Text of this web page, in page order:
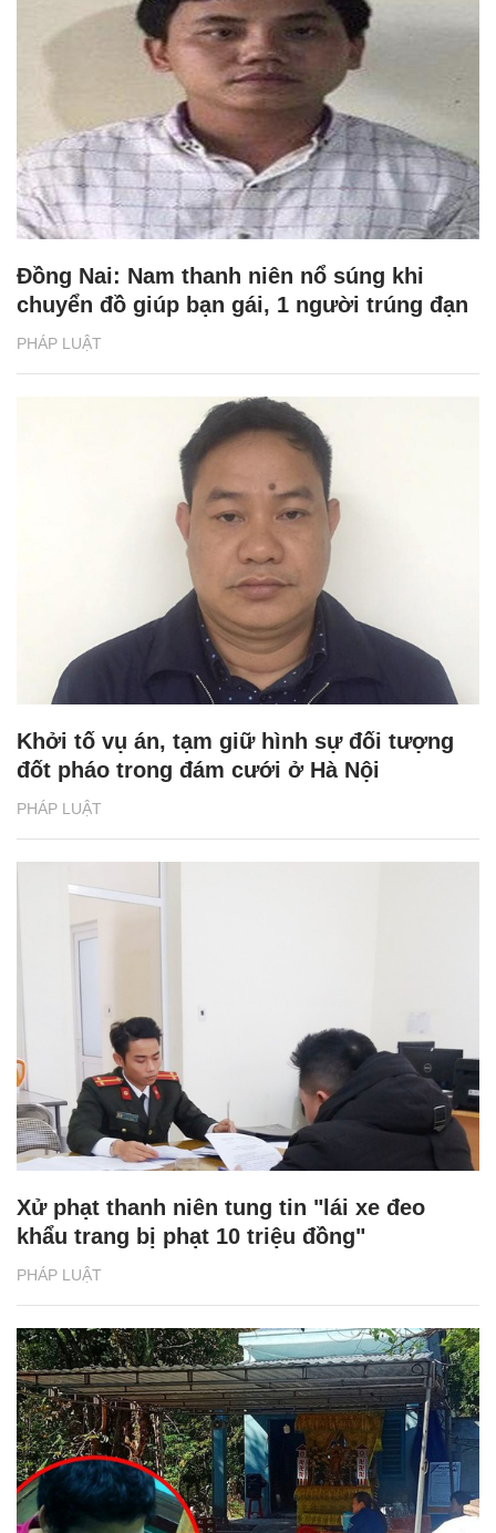
PHÁP LUẬT
Đồng Nai: Nam thanh niên nổ súng khi
chuyển đồ giúp bạn gái, 1 người trúng đạn
PHÁP LUẬT
Khởi tố vụ án, tạm giữ hình sự đối tượng
đốt pháo trong đám cưới ở Hà Nội
PHÁP LUẬT
Xử phạt thanh niên tung tin "lái xe đeo
khẩu trang bị phạt 10 triệu đồng"